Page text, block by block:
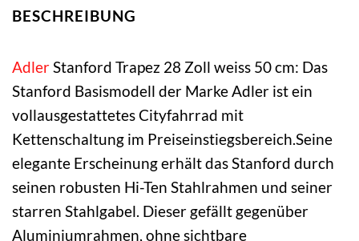
BESCHREIBUNG
AdlerStanford Trapez 28 Zoll weiss 50 cm: Das
Stanford Basismodell der Marke Adler ist ein
vollausgestattetes Cityfahrrad mit
Kettenschaltung im Preiseinstiegsbereich.Seine
elegante Erscheinung erhält das Stanford durch
seinen robusten Hi-Ten Stahlrahmen und seiner
starren Stahlgabel. Dieser gefällt gegenüber
Aluminiumrahmen, ohne sichtbare